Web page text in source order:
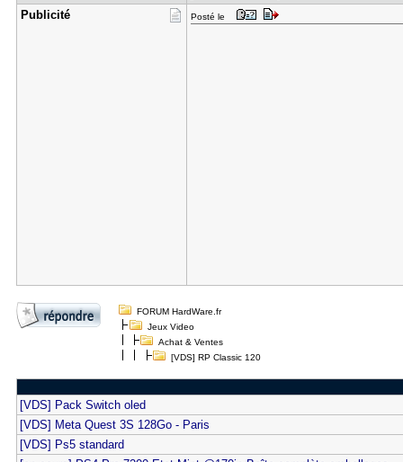
Publicité Posté le
FORUM HardWare.fr
Jeux Video
Achat & Ventes
[VDS] RP Classic 120
[VDS] Pack Switch oled
[VDS] Meta Quest 3S 128Go - Paris
[VDS] Ps5 standard